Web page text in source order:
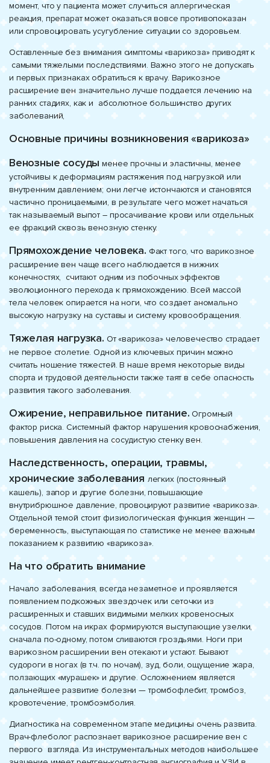
момент, что у пациента может случиться аллергическая
реакция, препарат может оказаться вовсе противопоказан
или спровоцировать усугубление ситуации со здоровьем.
Оставленные без внимания симптомы «варикоза» приводят к
самыми тяжелыми последствиями. Важно этого не допускать
и первых признаках обратиться к врачу. Варикозное
расширение вен значительно лучше поддается лечению на
ранних стадиях, как и абсолютное большинство других
заболеваний,
Основные причины возникновения «варикоза»
Венозные сосуды менее прочны и эластичны, менее
устойчивы к деформациям растяжения под нагрузкой или
внутренним давлением; они легче истончаются и становятся
частично проницаемыми, в результате чего может начаться
так называемый выпот – просачивание крови или отдельных
ее фракций сквозь венозную стенку.
Прямохождение человека. Факт того, что варикозное
расширение вен чаще всего наблюдается в нижних
конечностях, считают одним из побочных эффектов
эволюционного перехода к прямохождению. Всей массой
тела человек опирается на ноги, что создает аномально
высокую нагрузку на суставы и систему кровообращения.
Тяжелая нагрузка. От «варикоза» человечество страдает
не первое столетие. Одной из ключевых причин можно
считать ношение тяжестей. В наше время некоторые виды
спорта и трудовой деятельности также таят в себе опасность
развития такого заболевания.
Ожирение, неправильное питание. Огромный
фактор риска. Системный фактор нарушения кровоснабжения,
повышения давления на сосудистую стенку вен.
Наследственность, операции, травмы,
хронические заболевания легких (постоянный
кашель), запор и другие болезни, повышающие
внутрибрюшное давление, провоцируют развитие «варикоза».
Отдельной темой стоит физиологическая функция женщин —
беременность, выступающая по статистике не менее важным
показанием к развитию «варикоза».
На что обратить внимание
Начало заболевания, всегда незаметное и проявляется
появлением подкожных звездочек или сеточки из
расширенных и ставших видимыми мелких кровеносных
сосудов. Потом на икрах формируются выступающие узелки,
сначала по-одному, потом сливаются гроздьями. Ноги при
варикозном расширении вен отекают и устают. Бывают
судороги в ногах (в т.ч. по ночам), зуд, боли, ощущение жара,
ползающих «мурашек» и другие. Осложнением является
дальнейшее развитие болезни — тромбофлебит, тромбоз,
кровотечение, тромбоэмболия.
Диагностика на современном этапе медицины очень развита.
Врач-флеболог распознает варикозное расширение вен с
первого взгляда. Из инструментальных методов наибольшее